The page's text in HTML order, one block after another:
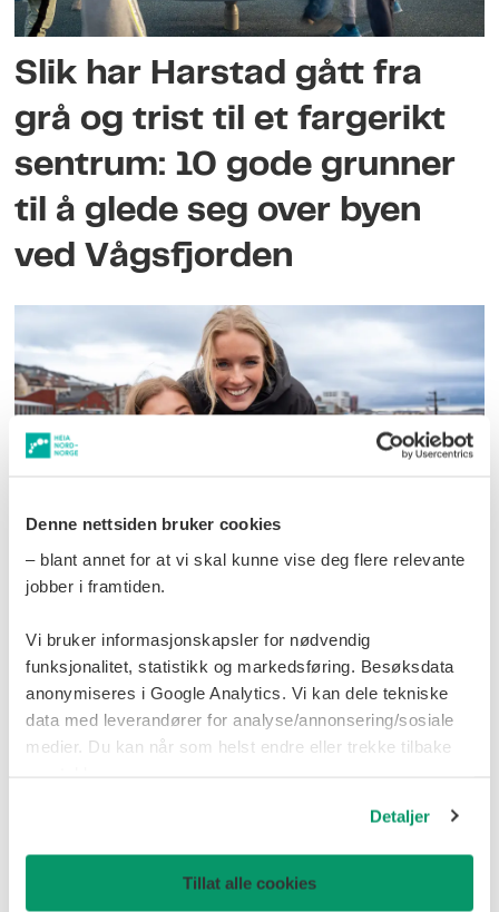
Denne nettsiden bruker cookies
– blant annet for at vi skal kunne vise deg flere relevante
jobber i framtiden.
Vi bruker informasjonskapsler for nødvendig
funksjonalitet, statistikk og markedsføring. Besøksdata
anonymiseres i Google Analytics. Vi kan dele tekniske
data med leverandører for analyse/annonsering/sosiale
medier. Du kan når som helst endre eller trekke tilbake
Detaljer
Tillat alle cookies
Slik har Harstad gått fra
grå og trist til et fargerikt
sentrum: 10 gode grunner
til å glede seg over byen
ved Vågsfjorden
De kom til Harstad for å
studere, og trivdes så godt
at de ble: – Det beste som
har hendt meg